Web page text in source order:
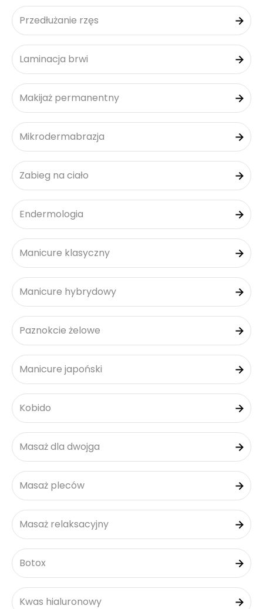
Przedłużanie rzęs
Laminacja brwi
Makijaż permanentny
Mikrodermabrazja
Zabieg na ciało
Endermologia
Manicure klasyczny
Manicure hybrydowy
Paznokcie żelowe
Manicure japoński
Kobido
Masaż dla dwojga
Masaż pleców
Masaż relaksacyjny
Botox
Kwas hialuronowy